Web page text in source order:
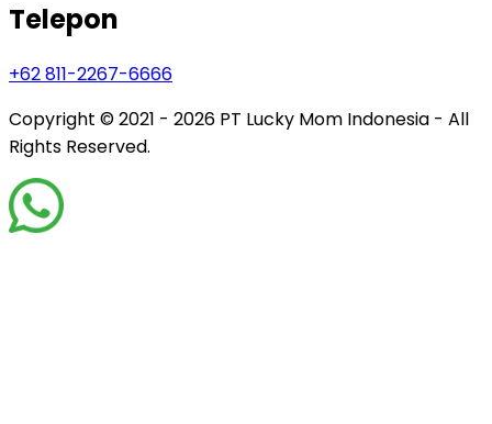
Telepon
+62 811-2267-6666
Copyright © 2021 - 2026 PT Lucky Mom Indonesia - All
Rights Reserved.